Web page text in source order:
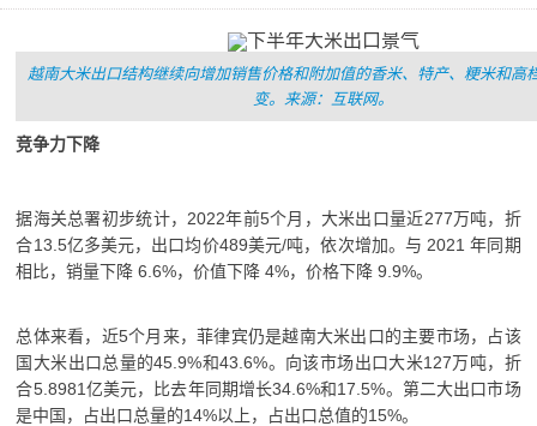
越南大米出口结构继续向增加销售价格和附加值的香米、特产、粳米和高
变。
来源：互联网。
竞争力下降
据海关总署初步统计，2022年前5个月，大米出口量近277万吨，折
合13.5亿多美元，出口均价489美元/吨，依次增加。 与 2021 年同期
相比，销量下降 6.6%，价值下降 4%，价格下降 9.9%。
总体来看，近5个月来，菲律宾仍是越南大米出口的主要市场，占该
国大米出口总量的45.9%和43.6%。 向该市场出口大米127万吨，折
合5.8981亿美元，比去年同期增长34.6%和17.5%。 第二大出口市场
是中国，占出口总量的14%以上，占出口总值的15%。